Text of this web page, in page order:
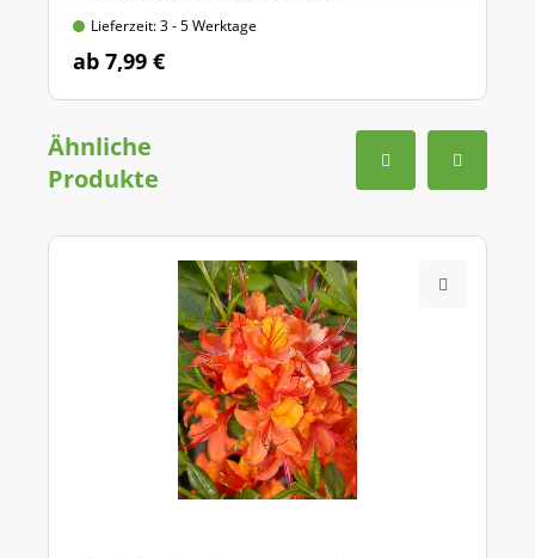
Lieferzeit: 3 - 5 Werktage
ab 7,99 €
Ähnliche
Produkte